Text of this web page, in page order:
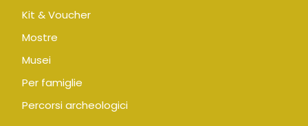
Kit & Voucher
Mostre
Musei
Per famiglie
Percorsi archeologici